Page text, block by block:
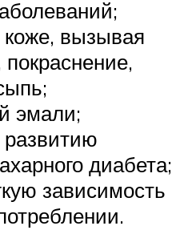
коже, вызывая
эмали;
развитию
диабета;
зависимость